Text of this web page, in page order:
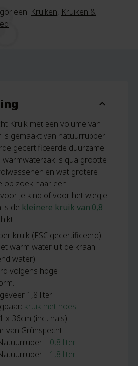
Kruiken, Kruiken &
expand_more
Kruik met een volume van
is gemaakt van natuurrubber
gecertificeerde duurzame
warmwaterzak is qua grootte
en wat grotere
op zoek naar een
je kind of voor het wiegje
is de kleinere kruik van 0,8
kruik (FSC gecertificeerd)
warm water uit de kraan
water)
volgens hoge
1,8 liter
kruik met hoes
x 36cm (incl. hals)
van Grünspecht:
– 0,8 liter
– 1,8 liter